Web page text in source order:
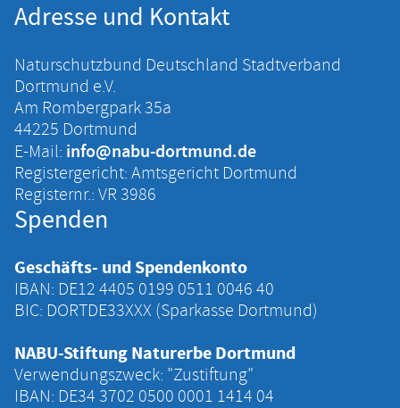
Adresse und Kontakt
Naturschutzbund Deutschland Stadtverband
Dortmund e.V.
Am Rombergpark 35a
44225 Dortmund
E-Mail: info@nabu-dortmund.de
Registergericht: Amtsgericht Dortmund
Registernr.: VR 3986
Spenden
Geschäfts- und Spendenkonto
IBAN: DE12 4405 ‍0199 ‍0511 ‍0046 ‍40
BIC: DORTDE33XXX (Sparkasse Dortmund)
NABU-Stiftung Naturerbe Dortmund
Verwendungszweck: "Zustiftung"
IBAN: DE34 ‍3702 ‍0500 ‍0001 ‍1414 ‍04